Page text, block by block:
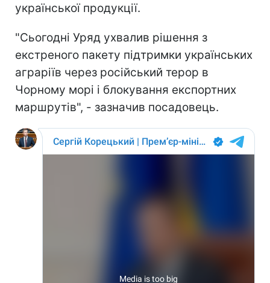
української продукції.
"Сьогодні Уряд ухвалив рішення з
екстреного пакету підтримки українських
аграріїв через російський терор в
Чорному морі і блокування експортних
маршрутів", - зазначив посадовець.